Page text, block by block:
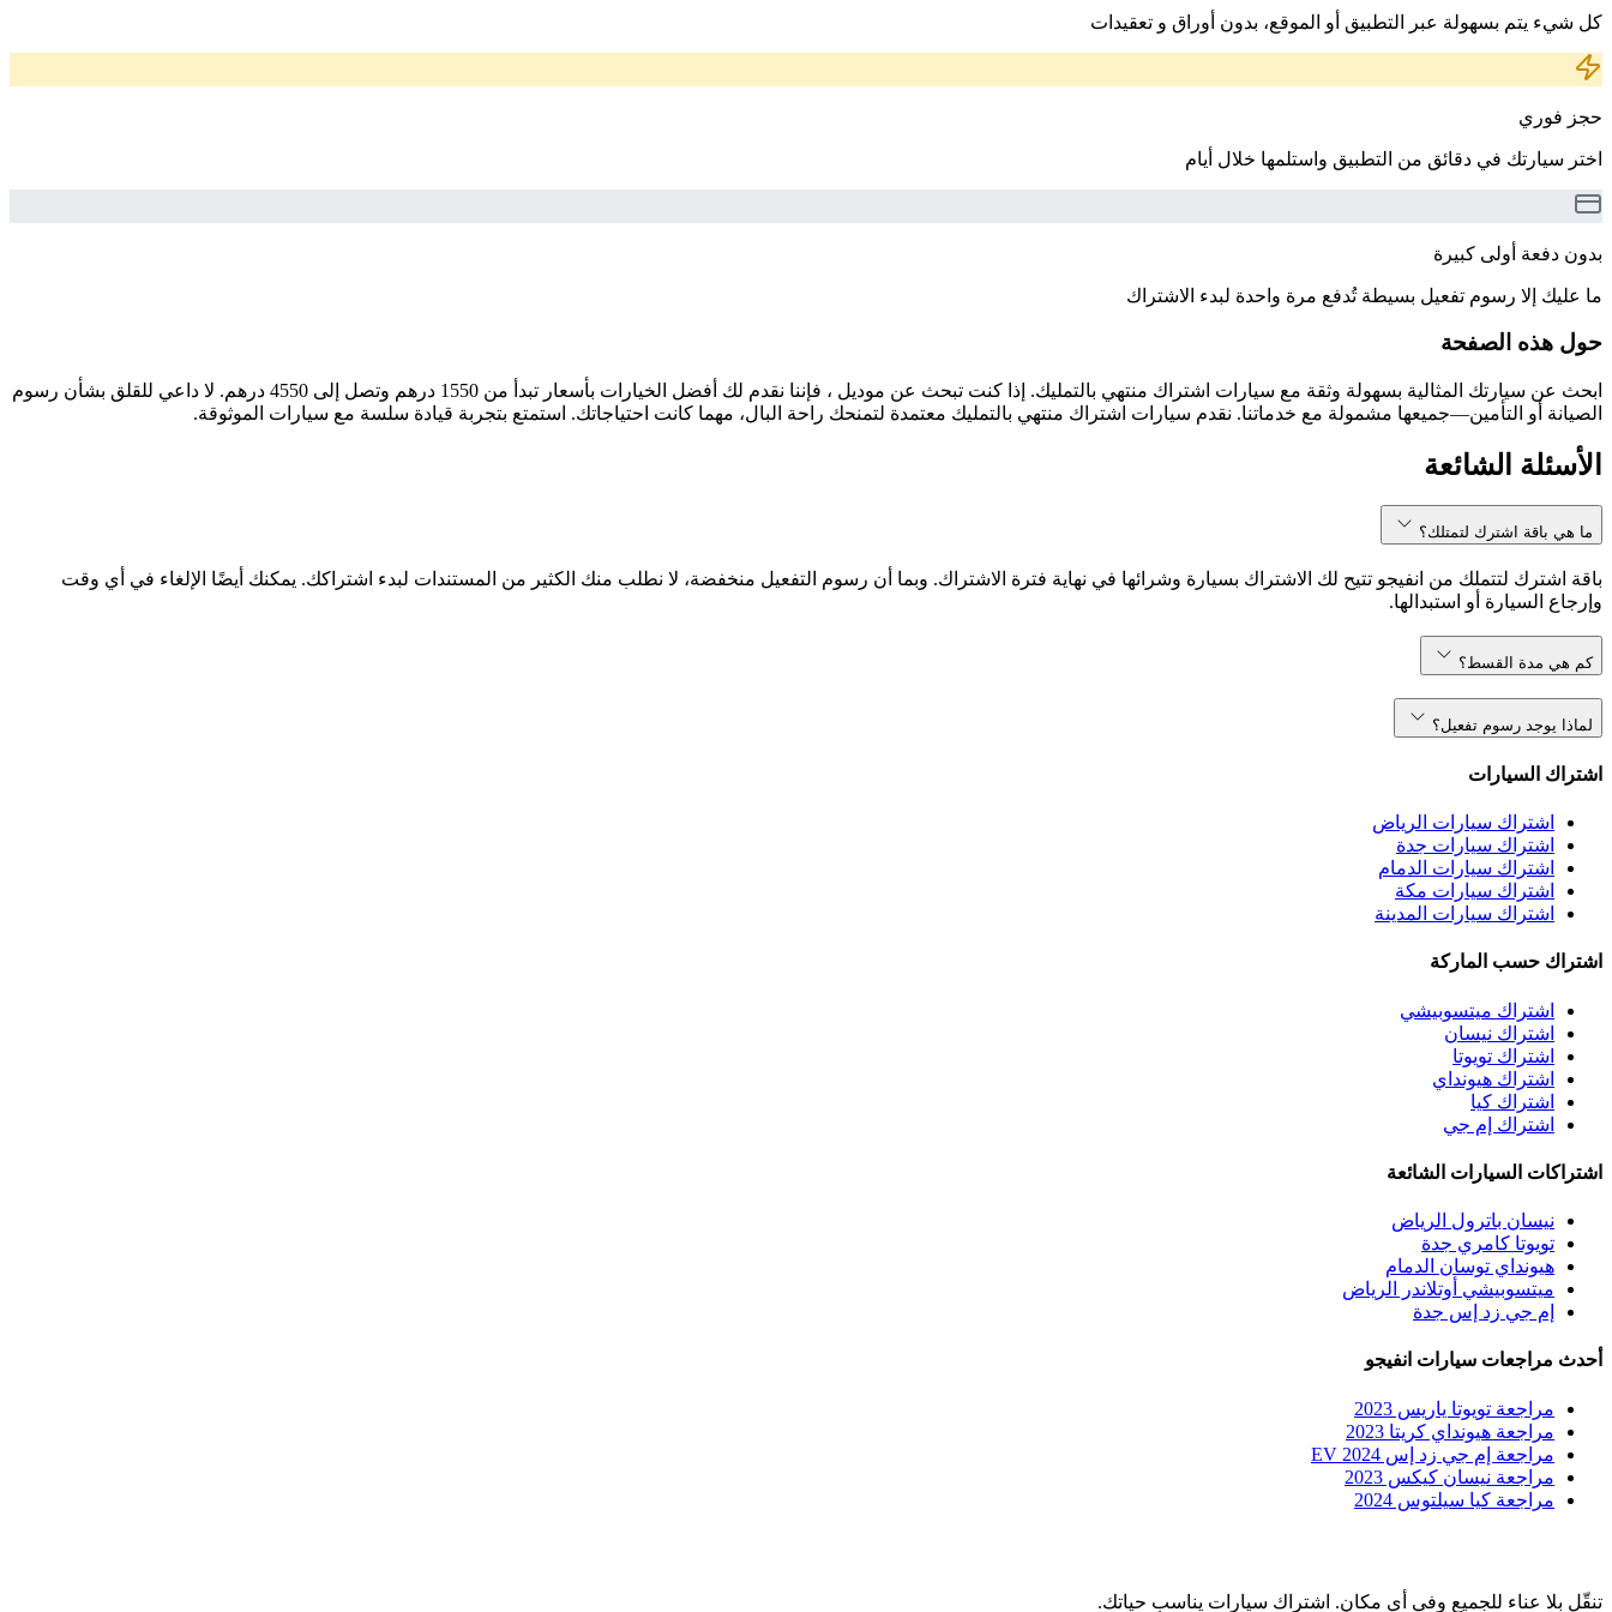
كل شيء يتم بسهولة عبر التطبيق أو الموقع، بدون أوراق و تعقيدات
حجز فوري
اختر سيارتك في دقائق من التطبيق واستلمها خلال أيام
بدون دفعة أولى كبيرة
ما عليك إلا رسوم تفعيل بسيطة تُدفع مرة واحدة لبدء الاشتراك
حول هذه الصفحة
ابحث عن سيارتك المثالية بسهولة وثقة مع سيارات اشتراك منتهي بالتمليك. إذا كنت تبحث عن موديل ، فإننا نقدم لك أفضل الخيارات بأسعار تبدأ من 1550 درهم وتصل إلى 4550 درهم. لا داعي للقلق بشأن رسوم
الصيانة أو التأمين—جميعها مشمولة مع خدماتنا. نقدم سيارات اشتراك منتهي بالتمليك معتمدة لتمنحك راحة البال، مهما كانت احتياجاتك. استمتع بتجربة قيادة سلسة مع سيارات الموثوقة.
الأسئلة الشائعة
ما هي باقة اشترك لتمتلك؟
باقة اشترك لتتملك من انفيجو تتيح لك الاشتراك بسيارة وشرائها في نهاية فترة الاشتراك. وبما أن رسوم التفعيل منخفضة، لا نطلب منك الكثير من المستندات لبدء اشتراكك. يمكنك أيضًا الإلغاء في أي وقت
وإرجاع السيارة أو استبدالها.
كم هي مدة القسط؟
لماذا يوجد رسوم تفعيل؟
اشتراك السيارات
اشتراك سيارات الرياض
اشتراك سيارات جدة
اشتراك سيارات الدمام
اشتراك سيارات مكة
اشتراك سيارات المدينة
اشتراك حسب الماركة
اشتراك ميتسوبيشي
اشتراك نيسان
اشتراك تويوتا
اشتراك هيونداي
اشتراك كيا
اشتراك إم جي
اشتراكات السيارات الشائعة
نيسان باترول الرياض
تويوتا كامري جدة
هيونداي توسان الدمام
ميتسوبيشي أوتلاندر الرياض
إم جي زد إس جدة
أحدث مراجعات سيارات انفيجو
مراجعة تويوتا ياريس 2023
مراجعة هيونداي كريتا 2023
مراجعة إم جي زد إس EV 2024
مراجعة نيسان كيكس 2023
مراجعة كيا سيلتوس 2024
تنقّل بلا عناء للجميع وفي أي مكان. اشتراك سيارات يناسب حياتك.